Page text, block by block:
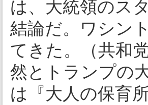
は、大統領のス
結論だ。ワシン
てきた。（共和
然とトランプの
は『大人の保育